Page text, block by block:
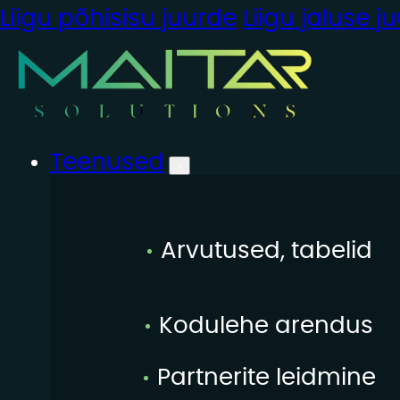
Liigu põhisisu juurde Liigu jaluse
Teenused
Arvutused, tabelid
Kodulehe arendus
Partnerite leidmine